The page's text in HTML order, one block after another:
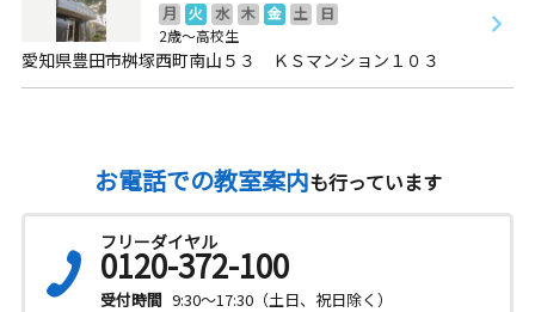
月 火 水 木 金 土
日
2歳～高校生
愛知県豊田市桝塚西町南山５３ ＫＳマンション１０３
お電話での教室案内も行っています
フリーダイヤル
0120-372-100
受付時間 9:30～17:30（土日、祝日除く）